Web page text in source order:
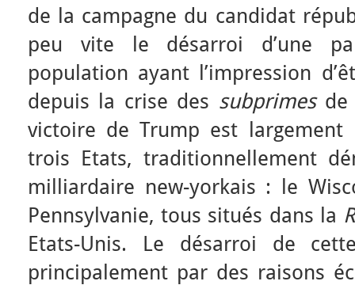
de la campagne du candidat
peu vite le désarroi d’une
population ayant l’impression
depuis la crise des subprimesde
victoire de Trump est largement
trois Etats, traditionnellement
milliardaire new-yorkais : le
Pennsylvanie, tous situés dans la
Etats-Unis. Le désarroi de
principalement par des raisons